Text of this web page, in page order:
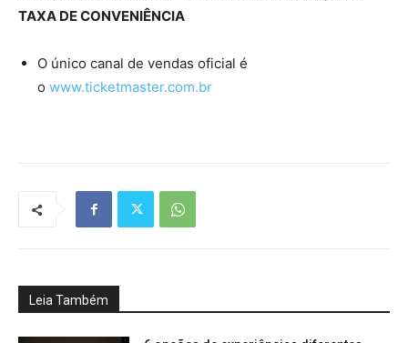
TAXA DE CONVENIÊNCIA
O único canal de vendas oficial é
o www.ticketmaster.com.br
Leia Também